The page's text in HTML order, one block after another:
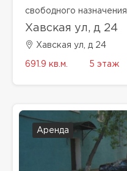
свободного назначения
Хавская ул, д 24
Хавская ул, д 24
691.9 кв.м. 5 этаж
Аренда